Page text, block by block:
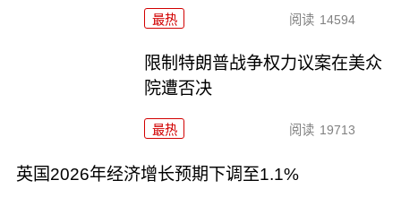
最热 阅读 14594
限制特朗普战争权力议案在美众
院遭否决
最热 阅读 19713
英国2026年经济增长预期下调至1.1%